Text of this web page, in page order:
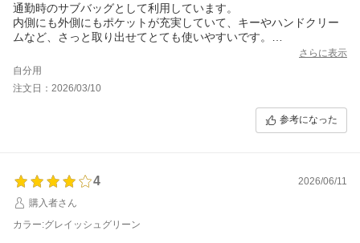
通勤時のサブバッグとして利用しています。
内側にも外側にもポケットが充実していて、キーやハンドクリー
ムなど、さっと取り出せてとても使いやすいです。
さらに表示
自分用
注文日：2026/03/10
参考になった
4
2026/06/11
購入者さん
カラー:グレイッシュグリーン